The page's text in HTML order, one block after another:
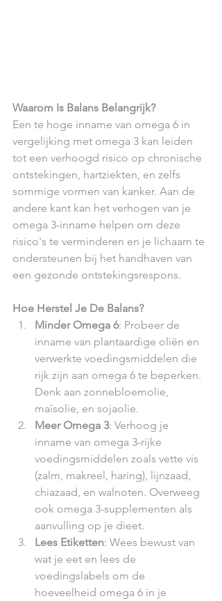
Waarom Is Balans Belangrijk?
Een te hoge inname van omega 6 in
vergelijking met omega 3 kan leiden
tot een verhoogd risico op chronische
ontstekingen, hartziekten, en zelfs
sommige vormen van kanker. Aan de
andere kant kan het verhogen van je
omega 3-inname helpen om deze
risico's te verminderen en je lichaam te
ondersteunen bij het handhaven van
een gezonde ontstekingsrespons.
Hoe Herstel Je De Balans?
Minder Omega 6: Probeer de
inname van plantaardige oliën en
verwerkte voedingsmiddelen die
rijk zijn aan omega 6 te beperken.
Denk aan zonnebloemolie,
maïsolie, en sojaolie.
Meer Omega 3: Verhoog je
inname van omega 3-rijke
voedingsmiddelen zoals vette vis
(zalm, makreel, haring), lijnzaad,
chiazaad, en walnoten. Overweeg
ook omega 3-supplementen als
aanvulling op je dieet.
Lees Etiketten: Wees bewust van
wat je eet en lees de
voedingslabels om de
hoeveelheid omega 6 in je